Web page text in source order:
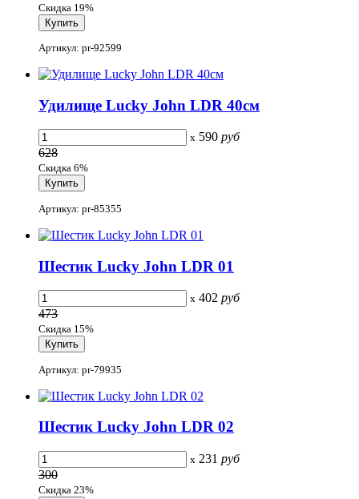
Скидка 19%
Артикул: pr-92599
Удилище Lucky John LDR 40см
x 590 руб
628
Скидка 6%
Артикул: pr-85355
Шестик Lucky John LDR 01
x 402 руб
473
Скидка 15%
Артикул: pr-79935
Шестик Lucky John LDR 02
x 231 руб
300
Скидка 23%